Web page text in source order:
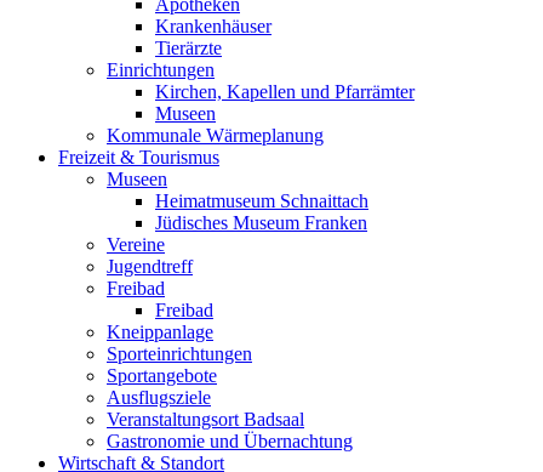
Apotheken
Krankenhäuser
Tierärzte
Einrichtungen
Kirchen, Kapellen und Pfarrämter
Museen
Kommunale Wärmeplanung
Freizeit & Tourismus
Museen
Heimatmuseum Schnaittach
Jüdisches Museum Franken
Vereine
Jugendtreff
Freibad
Freibad
Kneippanlage
Sporteinrichtungen
Sportangebote
Ausflugsziele
Veranstaltungsort Badsaal
Gastronomie und Übernachtung
Wirtschaft & Standort